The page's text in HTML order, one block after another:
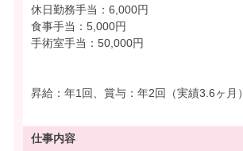
休日勤務手当：6,000円
食事手当：5,000円
手術室手当：50,000円
昇給：年1回、賞与：年2回（実績3.6ヶ月）
仕事内容